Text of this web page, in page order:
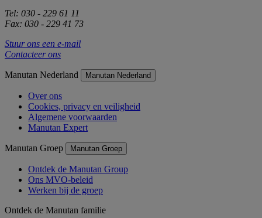
Tel: 030 - 229 61 11
Fax: 030 - 229 41 73
Stuur ons een e-mail
Contacteer ons
Manutan Nederland Manutan Nederland
Over ons
Cookies, privacy en veiligheid
Algemene voorwaarden
Manutan Expert
Manutan Groep Manutan Groep
Ontdek de Manutan Group
Ons MVO-beleid
Werken bij de groep
Ontdek de Manutan familie